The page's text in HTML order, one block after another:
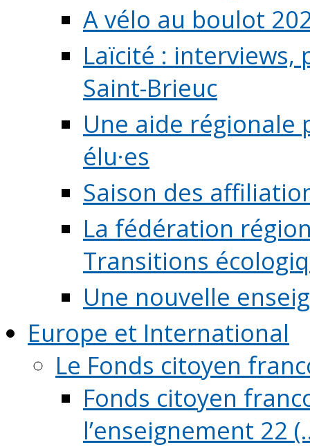
A vélo au boulot
Laïcité :
Saint-Brieuc
Une aide régionale
élu·es
Saison des
La fédération
Transitions
Une nouvelle
Europe et International
Le Fonds citoyen
Fonds citoyen
l’enseignement 22